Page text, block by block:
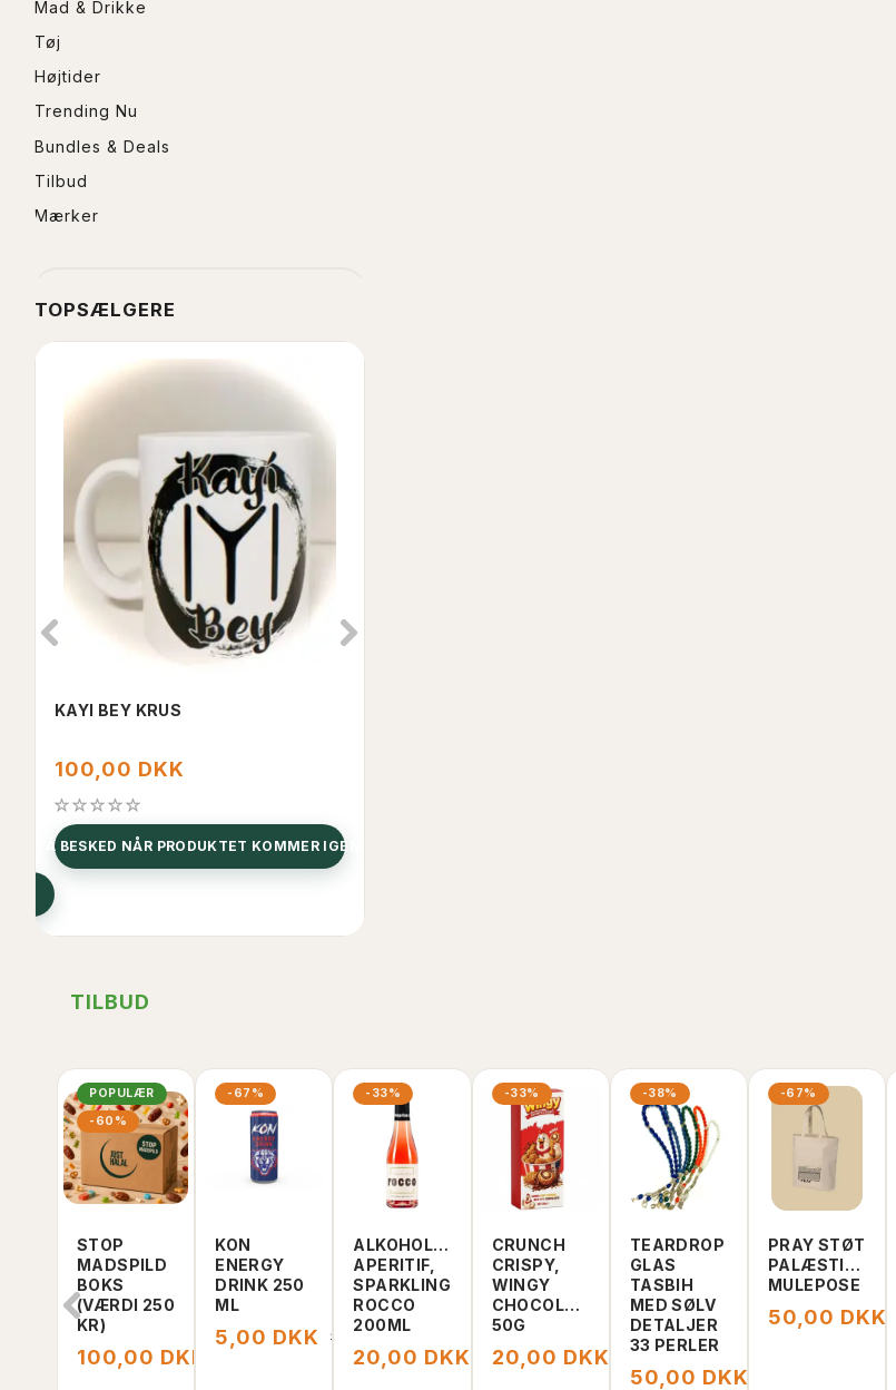
Mad & Drikke
Tøj
Højtider
Trending Nu
Bundles & Deals
Tilbud
Mærker
TOPSÆLGERE
KAYI BEY KRUS
100,00 DKK
FÅ BESKED NÅR PRODUKTET KOMMER IGEN
TILBUD
POPULÆR
-60%
STOP
MADSPILD
BOKS
(VÆRDI 250
KR)
100,00 DKK
-67%
KON
ENERGY
DRINK 250
ML
5,00 DKK 15,00 DKK
-33%
ALKOHOLFRI
APERITIF,
SPARKLING
ROCCO
200ML
20,00 DKK 30,00 DKK
-33%
CRUNCH
CRISPY,
WINGY
CHOCOLATE,
50G
20,00 DKK
-38%
TEARDROP
GLAS
TASBIH
MED SØLV
DETALJER
33 PERLER
50,00 DKK
-67%
PRAY STØT
PALÆSTINA
MULEPOSE
50,00 DKK